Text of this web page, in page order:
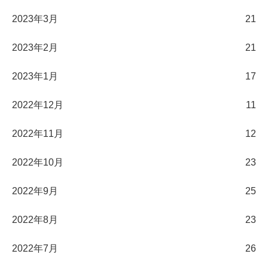
2023年3月 21
2023年2月 21
2023年1月 17
2022年12月 11
2022年11月 12
2022年10月 23
2022年9月 25
2022年8月 23
2022年7月 26